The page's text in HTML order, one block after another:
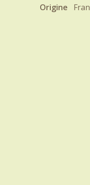
Origine